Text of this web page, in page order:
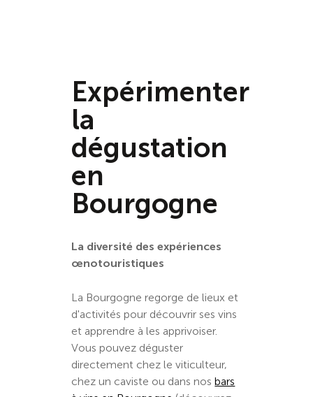
Expérimenter
la
dégustation
en
Bourgogne
La diversité des expériences
œnotouristiques
La Bourgogne regorge de lieux et
d'activités pour découvrir ses vins
et apprendre à les apprivoiser.
Vous pouvez déguster
directement chez le viticulteur,
chez un caviste ou dans nosbars